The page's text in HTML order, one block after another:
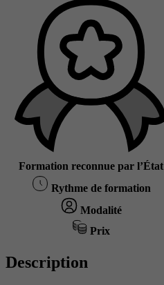
Formation reconnue par l’État
Rythme de formation
Modalité
Prix
Description